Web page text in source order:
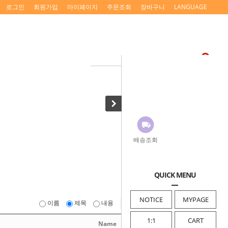
배송조회
QUICK MENU
NOTICE MYPAGE
1:1 CART
로그인 회원가입 마이페이지 주문조회 장바구니 LANGUAGE
이름 제목 내용
Name Date Hits